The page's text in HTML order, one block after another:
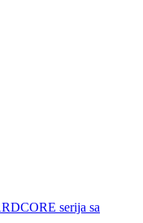
serija sa